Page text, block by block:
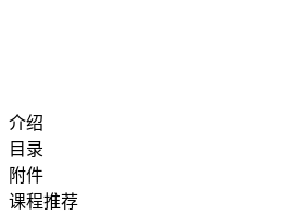
介绍
目录
附件
课程推荐